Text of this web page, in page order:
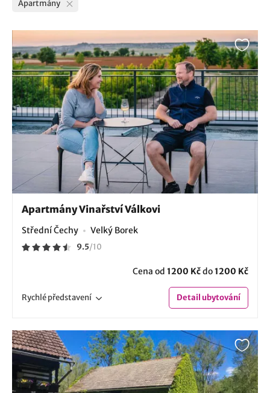
Apartmány
Apartmány Vinařství Válkovi
Střední Čechy Velký Borek
9.5/10
Cena od 1200 Kčdo1200 Kč
Rychlépředstavení Detailubytování